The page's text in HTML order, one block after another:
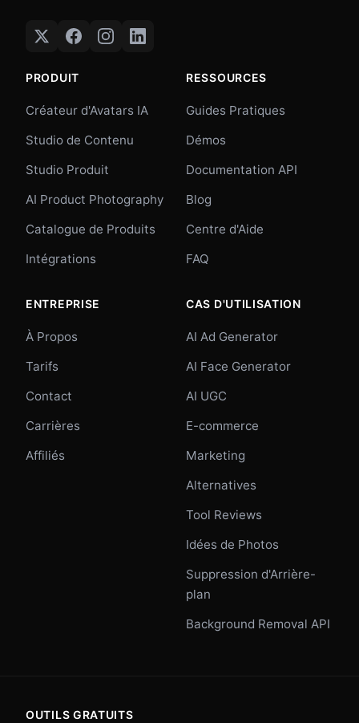
PRODUIT
Créateur d'Avatars IA
Studio de Contenu
Studio Produit
AI Product Photography
Catalogue de Produits
Intégrations
RESSOURCES
Guides Pratiques
Démos
Documentation API
Blog
Centre d'Aide
FAQ
ENTREPRISE
À Propos
Tarifs
Contact
Carrières
Affiliés
CAS D'UTILISATION
AI Ad Generator
AI Face Generator
AI UGC
E-commerce
Marketing
Alternatives
Tool Reviews
Idées de Photos
Suppression d'Arrière-
plan
Background Removal API
OUTILS GRATUITS